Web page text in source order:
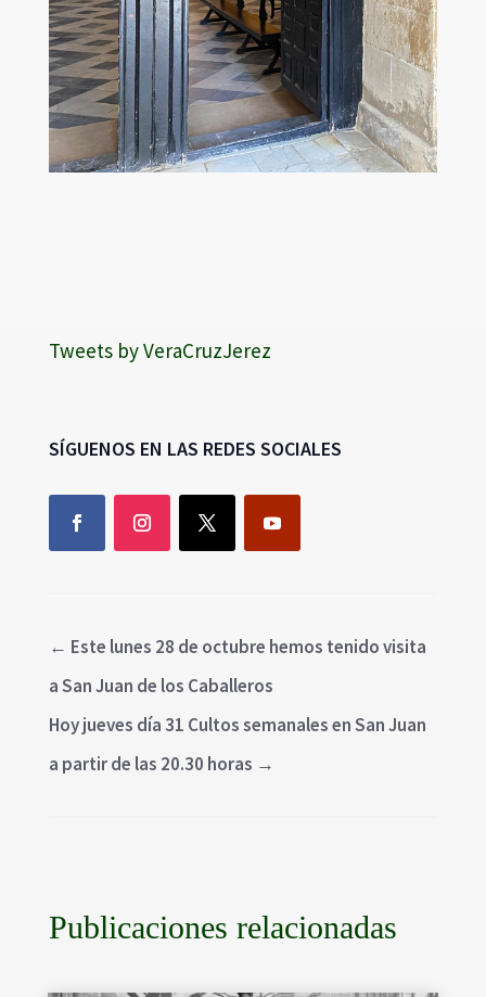
Tweets by VeraCruzJerez
SÍGUENOS EN LAS REDES SOCIALES
← Este lunes 28 de octubre hemos tenido visita
a San Juan de los Caballeros
Hoy jueves día 31 Cultos semanales en San Juan
a partir de las 20.30 horas →
Publicaciones relacionadas